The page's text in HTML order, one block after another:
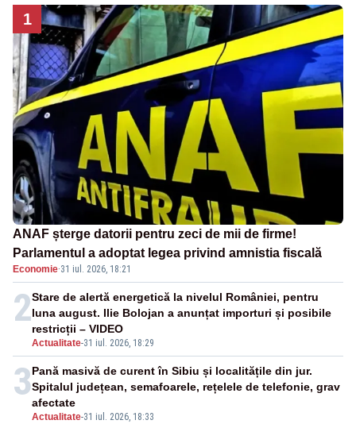
1
ANAF șterge datorii pentru zeci de mii de firme!
Parlamentul a adoptat legea privind amnistia fiscală
Economie·31 iul. 2026, 18:21
2
Actualitate-31 iul. 2026, 18:29
Stare de alertă energetică la nivelul României, pentru
luna august. Ilie Bolojan a anunțat importuri și posibile
restricții – VIDEO
3
Actualitate-31 iul. 2026, 18:33
Pană masivă de curent în Sibiu și localitățile din jur.
Spitalul județean, semafoarele, rețelele de telefonie, grav
afectate